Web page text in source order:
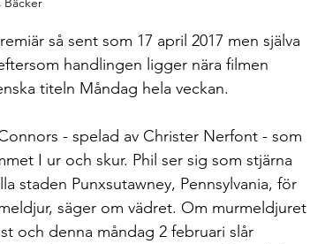
så sent som 17 april 2017 men själva
handlingen ligger nära filmen
titeln Måndag hela veckan.
- spelad av Christer Nerfont - som
I ur och skur. Phil ser sig som stjärna
staden Punxsutawney, Pennsylvania, för
säger om vädret. Om murmeldjuret
och denna måndag 2 februari slår